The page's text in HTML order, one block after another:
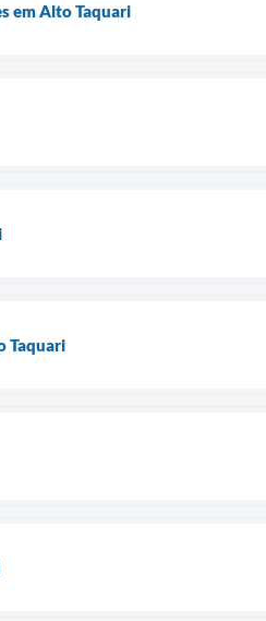
em Alto Taquari
Taquari